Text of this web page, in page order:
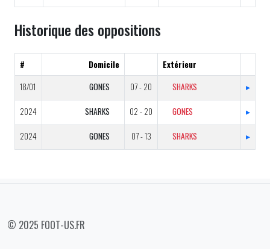
Historique des oppositions
# Domicile
Extérieur
18/01
GONES 07 - 20 SHARKS ▸
2024 SHARKS 02 - 20 GONES ▸
2024 GONES 07 - 13 SHARKS ▸
© 2025 FOOT-US.FR